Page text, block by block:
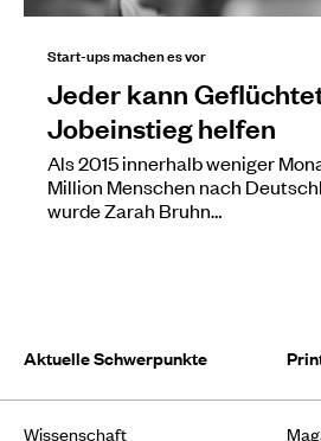
Start-ups machen es vor
Jeder kann
Jobeinstieg helfen
Als 2015 innerhalb weniger
Million Menschen nach
wurde Zarah Bruhn…
Aktuelle Schwerpunkte
Wissenschaft